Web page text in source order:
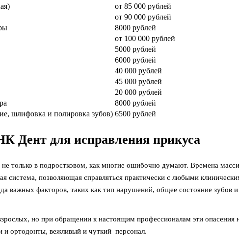
от 85 000 рублей
от 90 000 рублей
8000 рублей
от 100 000 рублей
5000 рублей
6000 рублей
40 000 рублей
45 000 рублей
20 000 рублей
8000 рублей
шлифовка и полировка зубов) 6500 рублей
Дент для исправления прикуса
только в подростковом, как многие ошибочно думают. Времена
система, позволяющая справляться практически с любыми
важных факторов, таких как тип нарушений, общее состояние зубов и
но при обращении к настоящим профессионалам эти
ортодонты, вежливый и чуткий персонал.